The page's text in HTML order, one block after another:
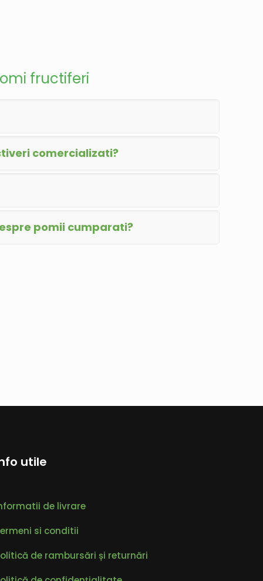
fructiferi
comercializati?
pomii cumparati?
utile
de livrare
si conditii
de rambursări și returnări